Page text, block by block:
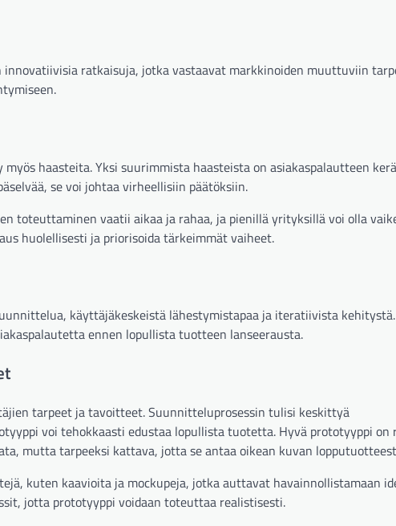
ratkaisuja, jotka vastaavat markkinoiden muuttuviin
haasteita. Yksi suurimmista haasteista on asiakaspalautteen
se voi johtaa virheellisiin päätöksiin.
toteuttaminen vaatii aikaa ja rahaa, ja pienillä yrityksillä voi olla
huolellisesti ja priorisoida tärkeimmät vaiheet.
käyttäjäkeskeistä lähestymistapaa ja iteratiivista kehitystä.
ennen lopullista tuotteen lanseerausta.
tarpeet ja tavoitteet. Suunnitteluprosessin tulisi keskittyä
voi tehokkaasti edustaa lopullista tuotetta. Hyvä prototyyppi on
mutta tarpeeksi kattava, jotta se antaa oikean kuvan
kuten kaavioita ja mockupeja, jotka auttavat havainnollistamaan
jotta prototyyppi voidaan toteuttaa realistisesti.